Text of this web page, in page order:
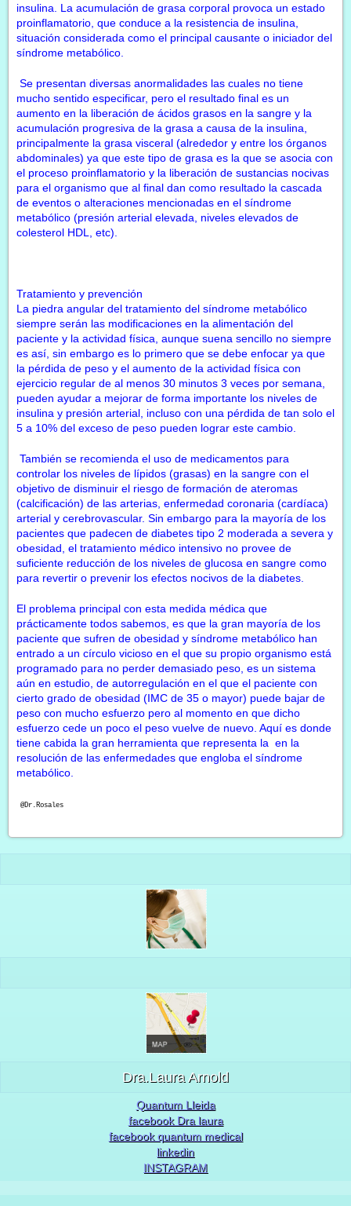
insulina. La acumulación de grasa corporal provoca un estado
proinflamatorio, que conduce a la resistencia de insulina,
situación considerada como el principal causante o iniciador del
síndrome metabólico.
Se presentan diversas anormalidades las cuales no tiene
mucho sentido especificar, pero el resultado final es un
aumento en la liberación de ácidos grasos en la sangre y la
acumulación progresiva de la grasa a causa de la insulina,
principalmente la grasa visceral (alrededor y entre los órganos
abdominales) ya que este tipo de grasa es la que se asocia con
el proceso proinflamatorio y la liberación de sustancias nocivas
para el organismo que al final dan como resultado la cascada
de eventos o alteraciones mencionadas en el síndrome
metabólico (presión arterial elevada, niveles elevados de
colesterol HDL, etc).
Tratamiento y prevención
La piedra angular del tratamiento del síndrome metabólico
siempre serán las modificaciones en la alimentación del
paciente y la actividad física, aunque suena sencillo no siempre
es así, sin embargo es lo primero que se debe enfocar ya que
la pérdida de peso y el aumento de la actividad física con
ejercicio regular de al menos 30 minutos 3 veces por semana,
pueden ayudar a mejorar de forma importante los niveles de
insulina y presión arterial, incluso con una pérdida de tan solo el
5 a 10% del exceso de peso pueden lograr este cambio.
También se recomienda el uso de medicamentos para
controlar los niveles de lípidos (grasas) en la sangre con el
objetivo de disminuir el riesgo de formación de ateromas
(calcificación) de las arterias, enfermedad coronaria (cardíaca)
arterial y cerebrovascular. Sin embargo para la mayoría de los
pacientes que padecen de diabetes tipo 2 moderada a severa y
obesidad, el tratamiento médico intensivo no provee de
suficiente reducción de los niveles de glucosa en sangre como
para revertir o prevenir los efectos nocivos de la diabetes.
El problema principal con esta medida médica que
prácticamente todos sabemos, es que la gran mayoría de los
paciente que sufren de obesidad y síndrome metabólico han
entrado a un círculo vicioso en el que su propio organismo está
programado para no perder demasiado peso, es un sistema
aún en estudio, de autorregulación en el que el paciente con
cierto grado de obesidad (IMC de 35 o mayor) puede bajar de
peso con mucho esfuerzo pero al momento en que dicho
esfuerzo cede un poco el peso vuelve de nuevo. Aquí es donde
tiene cabida la gran herramienta que representa la en la
resolución de las enfermedades que engloba el síndrome
metabólico.
@Dr.Rosales
Dra.Laura Arnold
Quantum Lleida
facebook Dra laura
facebook quantum medical
linkedin
INSTAGRAM